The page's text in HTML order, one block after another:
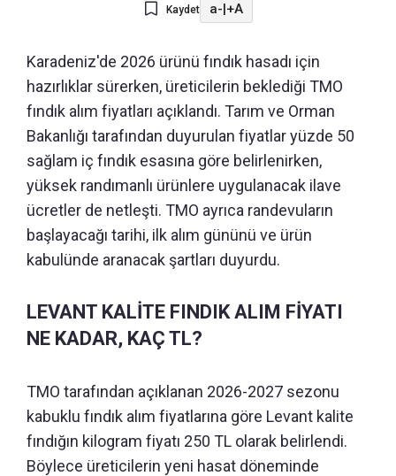
Kaydet a-|+A
Karadeniz'de 2026 ürünü fındık hasadı için
hazırlıklar sürerken, üreticilerin beklediği TMO
fındık alım fiyatları açıklandı. Tarım ve Orman
Bakanlığı tarafından duyurulan fiyatlar yüzde 50
sağlam iç fındık esasına göre belirlenirken,
yüksek randımanlı ürünlere uygulanacak ilave
ücretler de netleşti. TMO ayrıca randevuların
başlayacağı tarihi, ilk alım gününü ve ürün
kabulünde aranacak şartları duyurdu.
LEVANT KALİTE FINDIK ALIM FİYATI
NE KADAR, KAÇ TL?
TMO tarafından açıklanan 2026-2027 sezonu
kabuklu fındık alım fiyatlarına göre Levant kalite
fındığın kilogram fiyatı 250 TL olarak belirlendi.
Böylece üreticilerin yeni hasat döneminde